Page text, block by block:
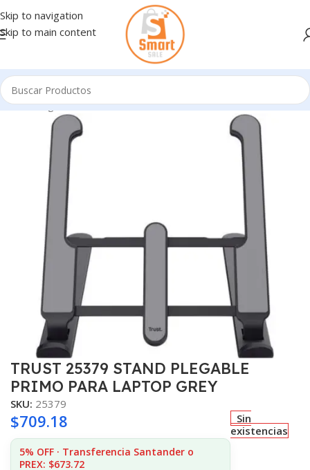
Skip to navigation
Skip to main content
Inicio/Ingresando
TRUST 25379 STAND PLEGABLE
PRIMO PARA LAPTOP GREY
SKU: 25379
$709.18
5% OFF · Transferencia Santander o
PREX: $673.72
Sin
existencias